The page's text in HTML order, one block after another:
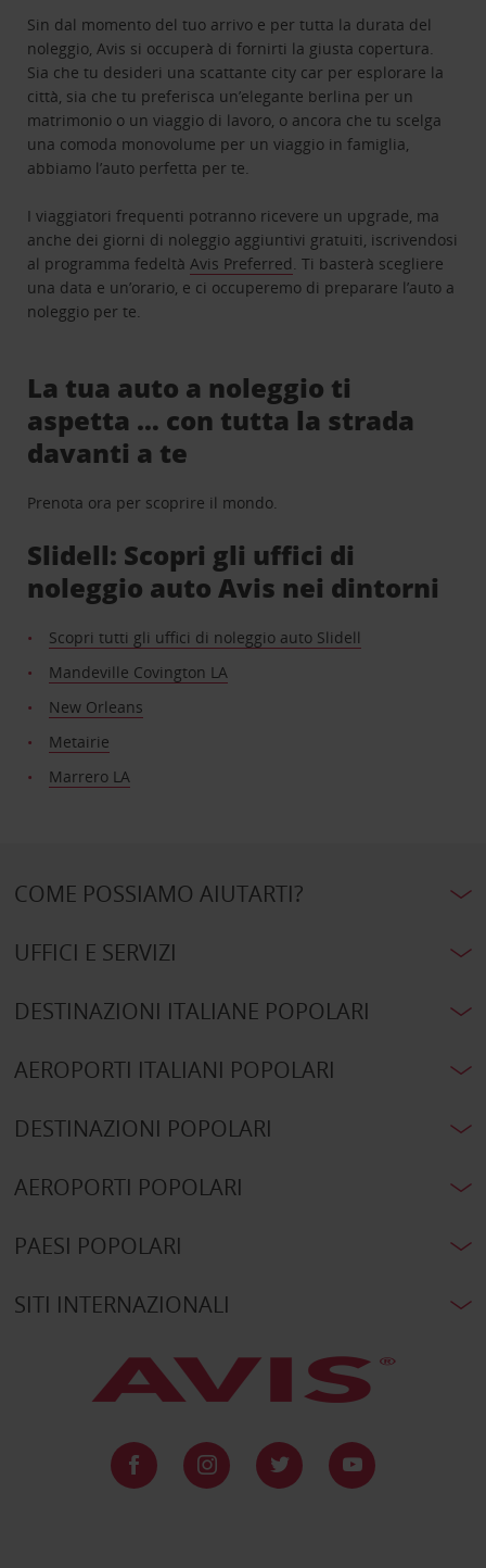
Sin dal momento del tuo arrivo e per tutta la durata del
noleggio, Avis si occuperà di fornirti la giusta copertura.
Sia che tu desideri una scattante city car per esplorare la
città, sia che tu preferisca un’elegante berlina per un
matrimonio o un viaggio di lavoro, o ancora che tu scelga
una comoda monovolume per un viaggio in famiglia,
abbiamo l’auto perfetta per te.
I viaggiatori frequenti potranno ricevere un upgrade, ma
anche dei giorni di noleggio aggiuntivi gratuiti, iscrivendosi
al programma fedeltàAvis Preferred. Ti basterà scegliere
una data e un’orario, e ci occuperemo di preparare l’auto a
noleggio per te.
La tua auto a noleggio ti
aspetta … con tutta la strada
davanti a te
Prenota ora per scoprire il mondo.
Slidell: Scopri gli uffici di
noleggio auto Avis nei dintorni
Scopri tutti gli uffici di noleggio auto Slidell
Mandeville Covington LA
New Orleans
Metairie
Marrero LA
COME POSSIAMO AIUTARTI?
UFFICI E SERVIZI
DESTINAZIONI ITALIANE POPOLARI
AEROPORTI ITALIANI POPOLARI
DESTINAZIONI POPOLARI
AEROPORTI POPOLARI
PAESI POPOLARI
SITI INTERNAZIONALI